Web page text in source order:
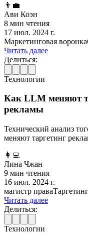
👨‍💼
Ави Коэн
8 мин чтения
17 июл. 2024 г.
Маркетинговая воронка
Читать далее
Делиться:
Технологии
Как LLM меняют
рекламы
Технический анализ
меняют таргетинг
👩‍💻
Лина Чжан
9 мин чтения
16 июл. 2024 г.
магистр права
Читать далее
Делиться:
Технологии